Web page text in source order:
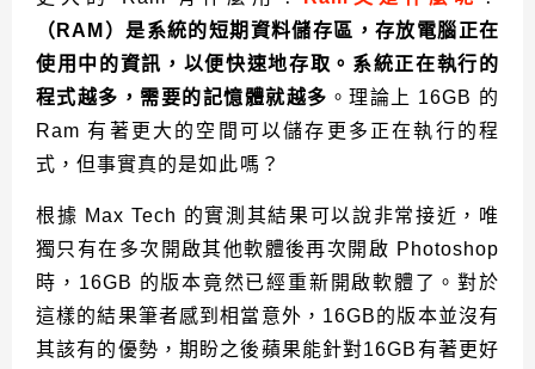
（RAM）是系統的短期資料儲存區，存放電腦正在
使用中的資訊，以便快速地存取。系統正在執行的
程式越多，需要的記憶體就越多 。理論上 16GB 的
Ram 有著更大的空間可以儲存更多正在執行的程
式，但事實真的是如此嗎？
根據 Max Tech 的實測其結果可以說非常接近，唯
獨只有在多次開啟其他軟體後再次開啟 Photoshop
時，16GB 的版本竟然已經重新開啟軟體了。對於
這樣的結果筆者感到相當意外，16GB的版本並沒有
其該有的優勢，期盼之後蘋果能針對16GB有著更好